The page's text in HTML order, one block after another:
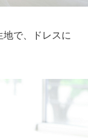
で、ドレスに